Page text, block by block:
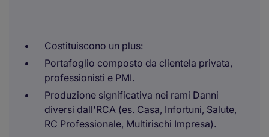
Costituiscono un plus:
Portafoglio composto da clientela privata,
professionisti e PMI.
Produzione significativa nei rami Danni
diversi dall'RCA (es. Casa, Infortuni, Salute,
RC Professionale, Multirischi Impresa).